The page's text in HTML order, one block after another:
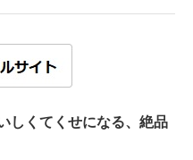
しくてくせになる、絶品